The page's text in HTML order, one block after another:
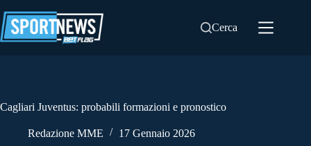
al
contenuto
Cerca
Cagliari Juventus: probabili formazioni e pronostico
Redazione MME 17 Gennaio 2026